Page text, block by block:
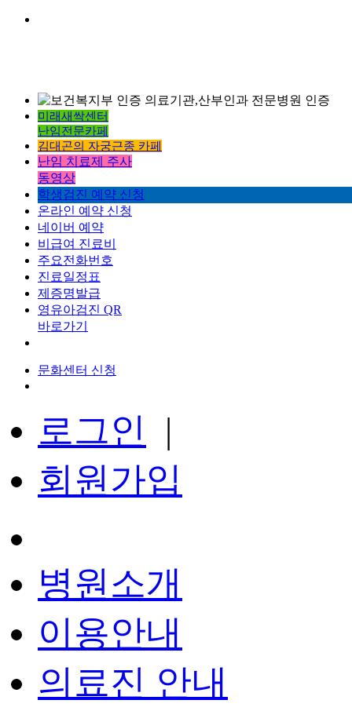
미래새싹센터
난임전문카페
김대곤의 자궁근종 카페
난임 치료제 주사
동영상
학생검진 예약 신청
온라인 예약 신청
네이버 예약
비급여 진료비
주요전화번호
진료일정표
제증명발급
영유아검진 QR
바로가기
문화센터 신청
로그인
|
회원가입
병원소개
이용안내
의료진 안내